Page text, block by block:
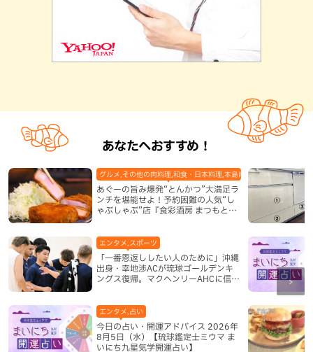
あなたへおすすめ！
あぐーの旨み爆発“とんかつ”大満足ラ
ンチを堪能せよ！予約困難の人気“し
ゃぶしゃぶ”店『食彩酒房 まつもと』
グルメ,その他の肉料理,和食・日本料理,本島南部,那覇市
「一番恩返ししたい人のために」沖縄
出身・幸地渉ACが琉球ゴールデンキ
ングス復帰。マクヘンリーAHCに信頼
エンタメ,スポーツ
今日の占い・開運アドバイス 2026年
8月5日（水）【琉球鑑定士ミウマ ま
いにち九星気学開運占い】
エンタメ,占い